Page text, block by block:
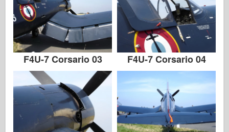
F4U-7 Corsario 03 F4U-7 Corsario 04